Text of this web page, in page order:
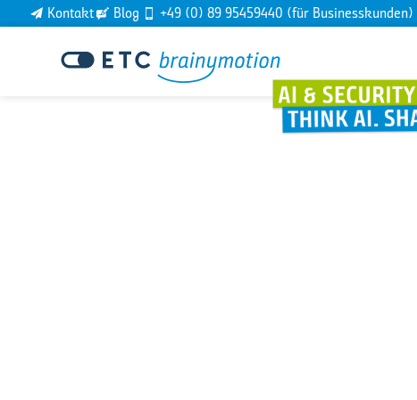
Kontakt Blog +49 (0) 89 95459440 (für Businesskunden)